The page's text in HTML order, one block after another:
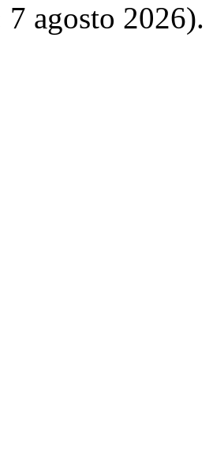
7 agosto 2026).